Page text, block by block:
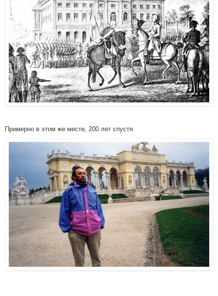
Примерно в этом же месте, 200 лет спустя